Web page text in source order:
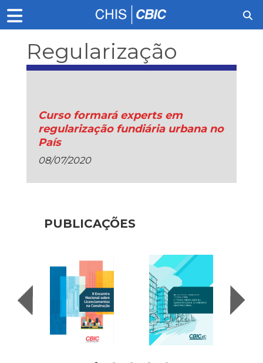
Regularização
fundiária
Curso formará experts em
regularização fundiária urbana no
País
08/07/2020
PUBLICAÇÕES